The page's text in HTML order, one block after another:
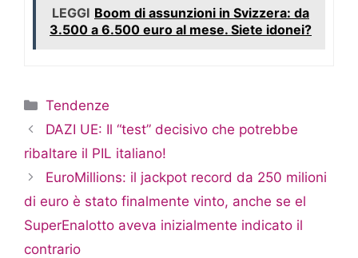
LEGGI Boom di assunzioni in Svizzera: da
3.500 a 6.500 euro al mese. Siete idonei?
Categorie
Tendenze
DAZI UE: Il “test” decisivo che potrebbe
ribaltare il PIL italiano!
EuroMillions: il jackpot record da 250 milioni
di euro è stato finalmente vinto, anche se el
SuperEnalotto aveva inizialmente indicato il
contrario